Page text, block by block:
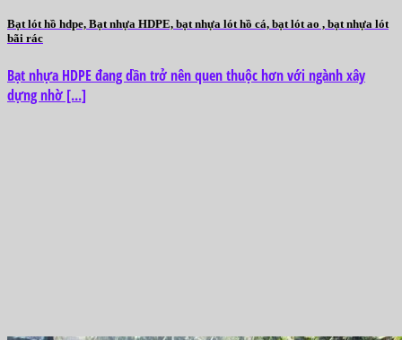
Bạt lót hồ hdpe, Bạt nhựa HDPE, bạt nhựa lót hồ cá, bạt lót ao , bạt nhựa lót
bãi rác
Bạt nhựa HDPE đang dần trở nên quen thuộc hơn với ngành xây
dựng nhờ [...]